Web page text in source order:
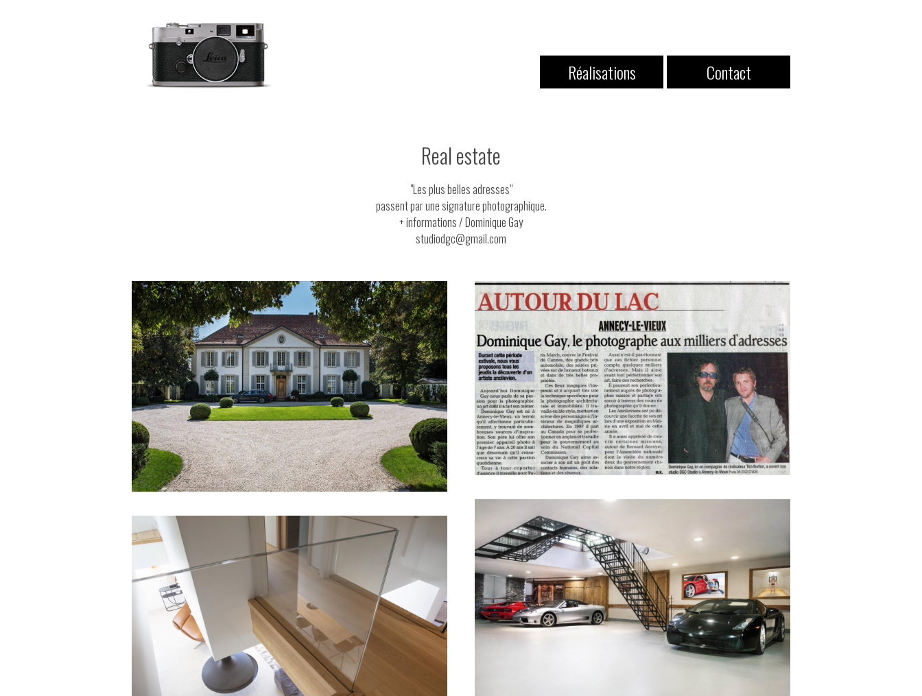
Réalisations Contact
Real estate
"Les plus belles adresses"
passent par une signature photographique.
+ informations / Dominique Gay
studiodgc@gmail.com